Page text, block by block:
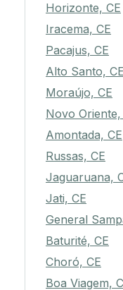
Horizonte, CE
Iracema, CE
Pacajus, CE
Alto Santo, CE
Moraújo, CE
Novo Oriente,
Amontada, CE
Russas, CE
Jaguaruana,
Jati, CE
General
Baturité, CE
Choró, CE
Boa Viagem,